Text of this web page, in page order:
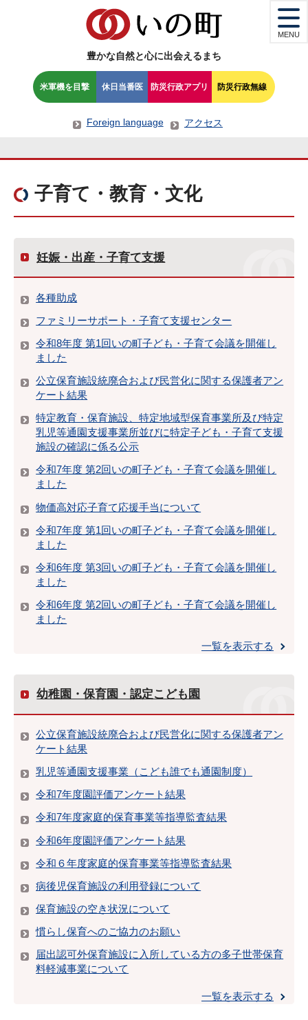
豊かな自然と心に出会えるまち
米軍機を目撃 休日当番医 防災行政アプリ 防災行政無線
Foreign language アクセス
MENU
子育て・教育・文化
妊娠・出産・子育て支援
各種助成
ファミリーサポート・子育て支援センター
令和8年度 第1回いの町子ども・子育て会議を開催し
ました
公立保育施設統廃合および民営化に関する保護者アン
ケート結果
特定教育・保育施設、特定地域型保育事業所及び特定
乳児等通園支援事業所並びに特定子ども・子育て支援
施設の確認に係る公示
令和7年度 第2回いの町子ども・子育て会議を開催し
ました
物価高対応子育て応援手当について
令和7年度 第1回いの町子ども・子育て会議を開催し
ました
令和6年度 第3回いの町子ども・子育て会議を開催し
ました
令和6年度 第2回いの町子ども・子育て会議を開催し
ました
一覧を表示する
幼稚園・保育園・認定こども園
公立保育施設統廃合および民営化に関する保護者アン
ケート結果
乳児等通園支援事業（こども誰でも通園制度）
令和7年度園評価アンケート結果
令和7年度家庭的保育事業等指導監査結果
令和6年度園評価アンケート結果
令和６年度家庭的保育事業等指導監査結果
病後児保育施設の利用登録について
保育施設の空き状況について
慣らし保育へのご協力のお願い
届出認可外保育施設に入所している方の多子世帯保育
料軽減事業について
一覧を表示する